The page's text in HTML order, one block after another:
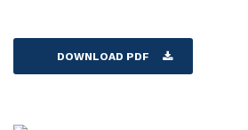
DOWNLOAD PDF